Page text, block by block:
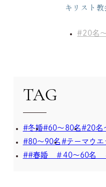
ゲスト
キリスト
20名
TAG
冬婚 60～80名 20名
80～90名
テーマウ
#春婚 ＃40～60名